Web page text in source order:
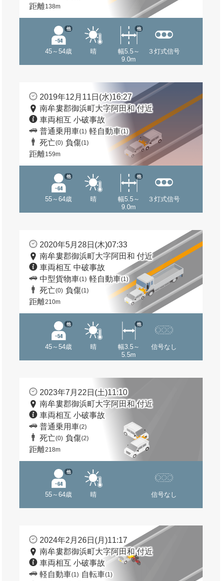
距離138m
45～54歳
他
晴
幅5.5～
9.0m
他
３灯式信号
2019年12月11日(水)16:27
南牟婁郡御浜町大字阿田和 付近
車両相互 小破事故
普通乗用車(1) 軽自動車(1)
死亡(0) 負傷(1)
距離159m
55～64歳
他
晴
幅5.5～
9.0m
他
３灯式信号
2020年5月28日(木)07:33
南牟婁郡御浜町大字阿田和 付近
車両相互 中破事故
中型貨物車(1) 軽自動車(1)
死亡(0) 負傷(1)
距離210m
45～54歳
他
晴
幅3.5～
5.5m
他
信号なし
2023年7月22日(土)11:10
南牟婁郡御浜町大字阿田和 付近
車両相互 小破事故
普通乗用車(2)
死亡(0) 負傷(2)
距離218m
55～64歳
他
晴 信号なし
2024年2月26日(月)11:17
南牟婁郡御浜町大字阿田和 付近
車両相互 小破事故
軽自動車(1) 自転車(1)